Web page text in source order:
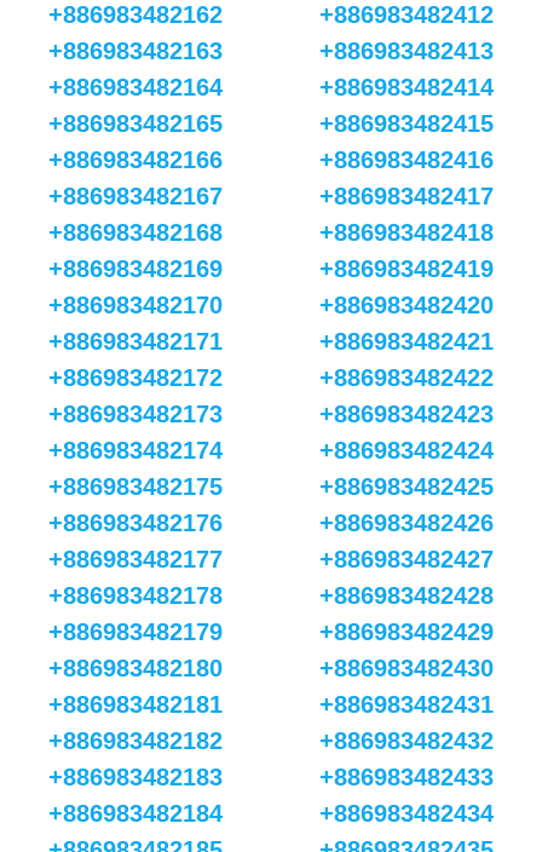
+886983482162
+886983482163
+886983482164
+886983482165
+886983482166
+886983482167
+886983482168
+886983482169
+886983482170
+886983482171
+886983482172
+886983482173
+886983482174
+886983482175
+886983482176
+886983482177
+886983482178
+886983482179
+886983482180
+886983482181
+886983482182
+886983482183
+886983482184
+886983482412
+886983482413
+886983482414
+886983482415
+886983482416
+886983482417
+886983482418
+886983482419
+886983482420
+886983482421
+886983482422
+886983482423
+886983482424
+886983482425
+886983482426
+886983482427
+886983482428
+886983482429
+886983482430
+886983482431
+886983482432
+886983482433
+886983482434